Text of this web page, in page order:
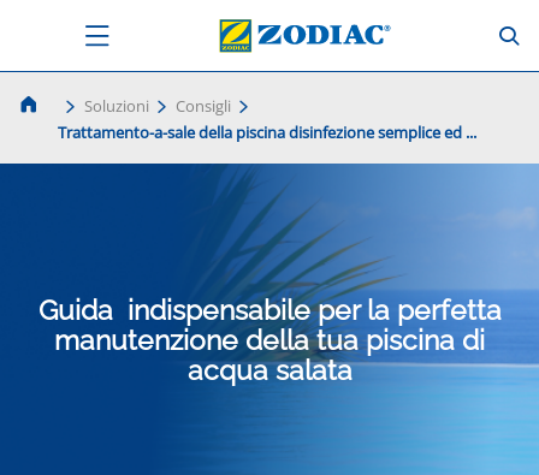
Soluzioni
Consigli
Trattamento-a-sale della piscina disinfezione semplice ed ...
Guida indispensabile per la perfetta
manutenzione della tua piscina di
acqua salata